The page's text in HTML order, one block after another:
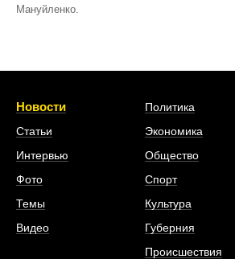
Мануйленко.
Новости
Статьи
Интервью
Фото
Темы
Видео
Политика
Экономика
Общество
Спорт
Культура
Губерния
Происшествия